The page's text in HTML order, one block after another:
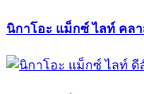
นิกาโอะ แม็กซ์ ไลท์ คล